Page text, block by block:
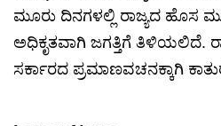
ಮೂರು ದಿನಗಳಲ್ಲಿ ರಾಜ್ಯದ ಹೊಸ
ಅಧಿಕೃತವಾಗಿ ಜಗತ್ತಿಗೆ ತಿಳಿಯಲಿದೆ.
ಸರ್ಕಾರದ ಪ್ರಮಾಣವಚನಕ್ಕಾಗಿ